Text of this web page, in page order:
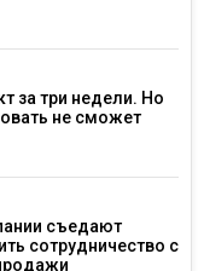
за три недели. Но
не сможет
съедают
сотрудничество с